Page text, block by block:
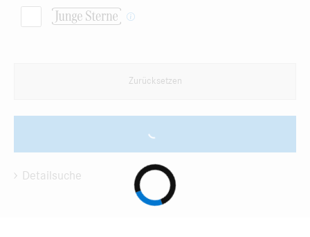
Detailsuche
Zurücksetzen